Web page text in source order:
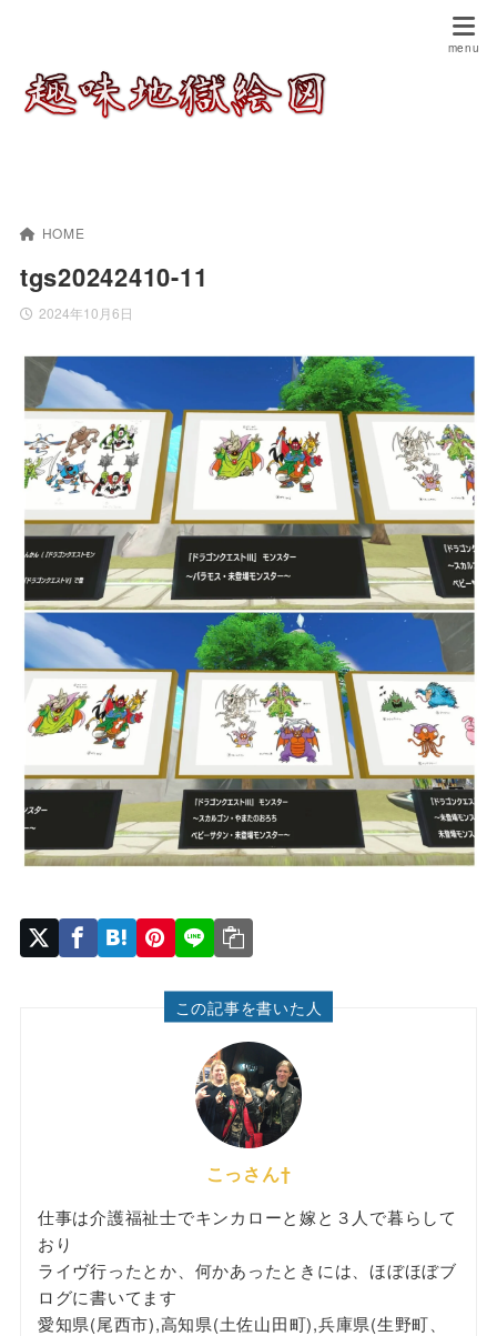
HOME
tgs20242410-11
2024年10月6日
この記事を書いた人
こっさん†
仕事は介護福祉士でキンカローと嫁と３人で暮らして
おり
ライヴ行ったとか、何かあったときには、ほぼほぼブ
ログに書いてます
愛知県(尾西市),高知県(土佐山田町),兵庫県(生野町、